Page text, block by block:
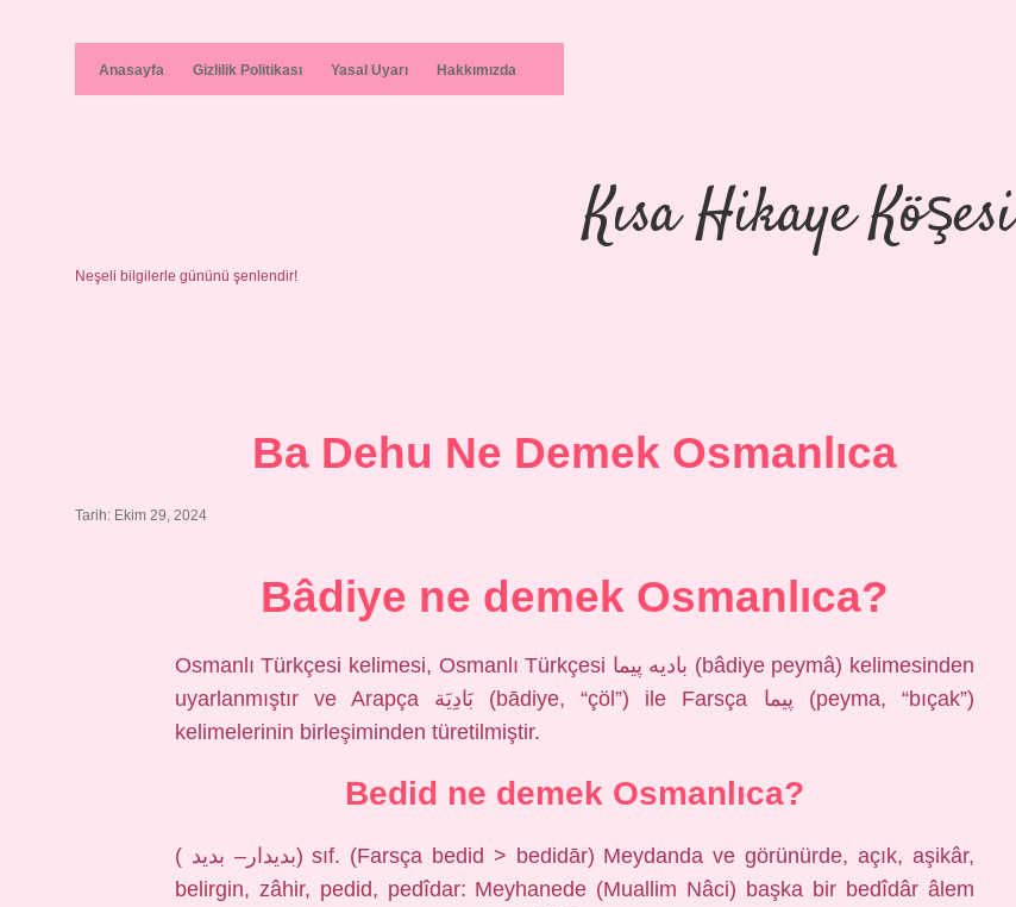
Anasayfa Gizlilik Politikası Yasal Uyarı Hakkımızda
Kısa Hikaye Köşesi
Neşeli bilgilerle gününü şenlendir!
Ba Dehu Ne Demek Osmanlıca
Tarih: Ekim 29, 2024
Bâdiye ne demek Osmanlıca?
Osmanlı Türkçesi kelimesi, Osmanlı Türkçesi بادیه پیما‎ (bâdiye peymâ) kelimesinden
uyarlanmıştır ve Arapça بَادِيَة‎ (bādiye, “çöl”) ile Farsça پیما‎ (peyma, “bıçak”)
kelimelerinin birleşiminden türetilmiştir.
Bedid ne demek Osmanlıca?
( ﺑﺪﻳﺪﺍﺭ– ﺑﺪﻳﺪ) sıf. (Farsça bedіd > bedіdār) Meydanda ve görünürde, açık, aşikâr,
belirgin, zâhir, pedid, pedîdar: Meyhanede (Muallim Nâci) başka bir bedîdâr âlem